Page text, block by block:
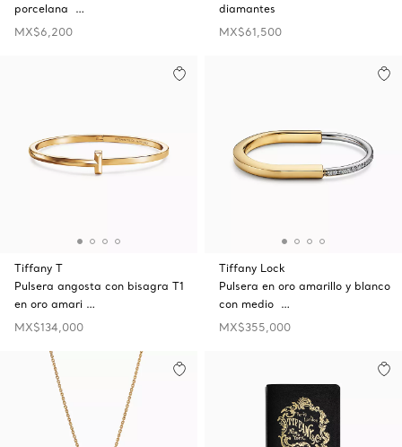
porcelana …
MX$6,200
diamantes
MX$61,500
Tiffany T
Pulsera angosta con bisagra T1
en oro amari …
MX$134,000
Tiffany Lock
Pulsera en oro amarillo y blanco
con medio …
MX$355,000